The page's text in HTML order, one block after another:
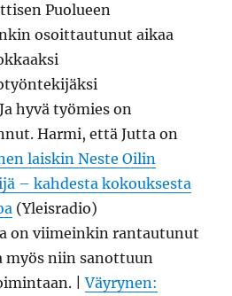
Puolueen
osoittautunut aikaa
hyvä työmies on
Harmi, että Jutta on
laiskin Neste Oilin
– kahdesta kokouksesta
(Yleisradio)
on viimeinkin rantautunut
myös niin sanottuun
|Väyrynen: